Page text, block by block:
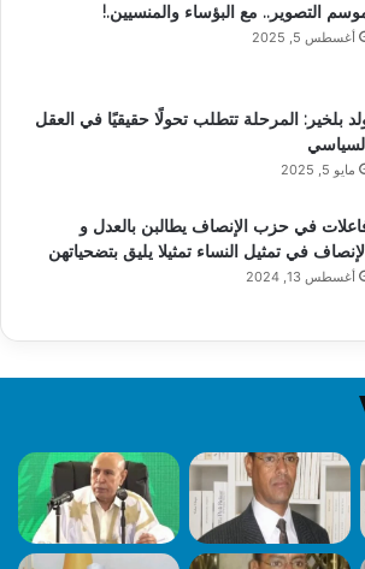
التصوير.. مع البؤساء والمنسيين.!
أغسطس 5, 2025
بلخير: المرحلة تتطلب تحولًا حقيقيًا في العقل
السياسي
مايو 5, 2025
في حزب الإنصاف يطالبن بالعدل و
الإنصاف في تمثيل النساء تمثيلا يليق بتضحياتهن
أغسطس 13, 2024